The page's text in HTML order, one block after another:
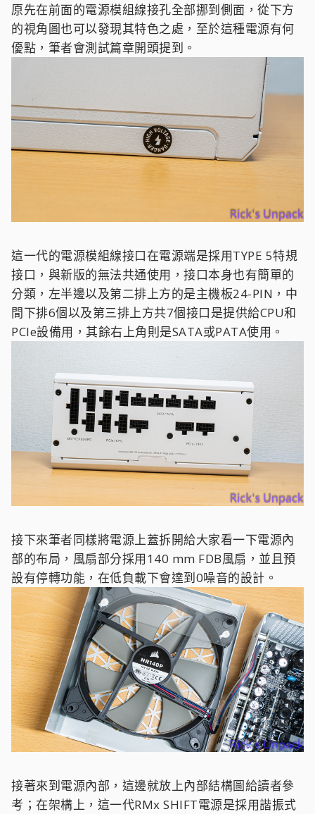
原先在前面的電源模組線接孔全部挪到側面，從下方
的視角圖也可以發現其特色之處，至於這種電源有何
優點，筆者會測試篇章開頭提到。
這一代的電源模組線接口在電源端是採用TYPE 5特規
接口，與新版的無法共通使用，接口本身也有簡單的
分類，左半邊以及第二排上方的是主機板24-PIN，中
間下排6個以及第三排上方共7個接口是提供給CPU和
PCIe設備用，其餘右上角則是SATA或PATA使用。
接下來筆者同樣將電源上蓋拆開給大家看一下電源內
部的布局，風扇部分採用140 mm FDB風扇，並且預
設有停轉功能，在低負載下會達到0噪音的設計。
接著來到電源內部，這邊就放上內部結構圖給讀者參
考；在架構上，這一代RMx SHIFT電源是採用諧振式